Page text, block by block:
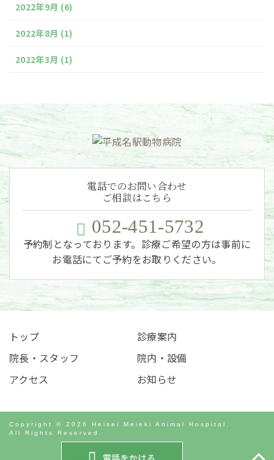
電話をかける
2022年9月 (6)
2022年8月 (1)
2022年3月 (1)
電話でのお問い合わせ
ご相談はこちら
052-451-5732
予約制となっております。診療ご希望の方は事前に
お電話にてご予約をお取りください。
トップ
診療案内
院長・スタッフ
院内・設備
アクセス
お知らせ
Copyright © 2026 Heisei Meieki Animal Hospital.
All Rights Reserved.